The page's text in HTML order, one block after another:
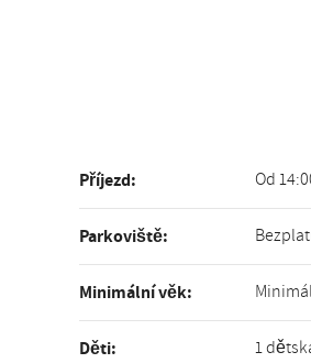
Příjezd: Od
Parkoviště:
Minimální věk:
Děti: 1